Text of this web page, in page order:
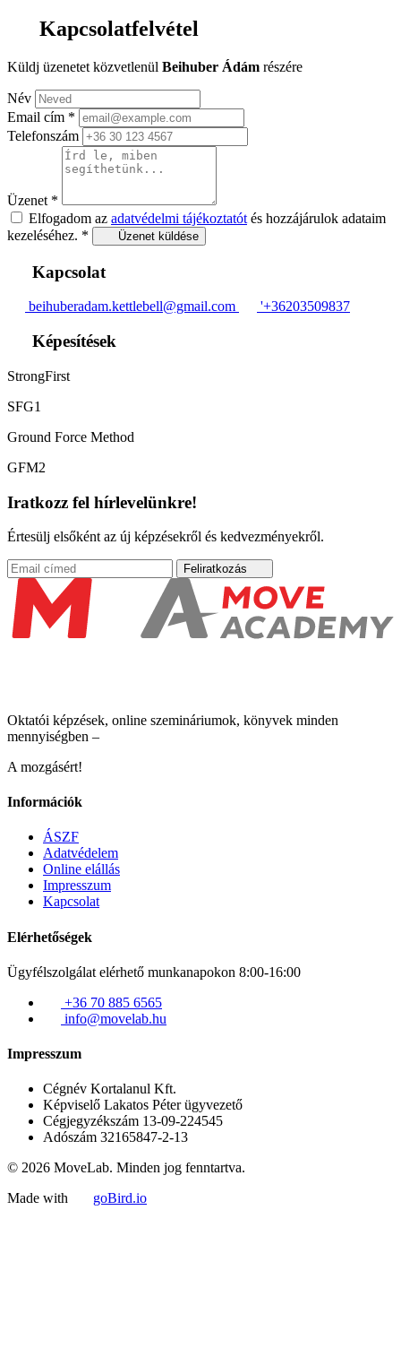
Kapcsolatfelvétel
Küldj üzenetet közvetlenül Beihuber Ádám részére
Név
Email cím *
Telefonszám
Üzenet *
Elfogadom az adatvédelmi tájékoztatót és hozzájárulok adataim
kezeléséhez. * Üzenet küldése
Kapcsolat
beihuberadam.kettlebell@gmail.com '+36203509837
Képesítések
StrongFirst
SFG1
Ground Force Method
GFM2
Iratkozz fel hírlevelünkre!
Értesülj elsőként az új képzésekről és kedvezményekről.
Feliratkozás
Oktatói képzések, online szemináriumok, könyvek minden
mennyiségben –
A mozgásért!
Információk
ÁSZF
Adatvédelem
Online elállás
Impresszum
Kapcsolat
Elérhetőségek
Ügyfélszolgálat elérhető munkanapokon 8:00-16:00
+36 70 885 6565
info@movelab.hu
Impresszum
Cégnév Kortalanul Kft.
Képviselő Lakatos Péter ügyvezető
Cégjegyzékszám 13-09-224545
Adószám 32165847-2-13
© 2026 MoveLab. Minden jog fenntartva.
Made with
goBird.io